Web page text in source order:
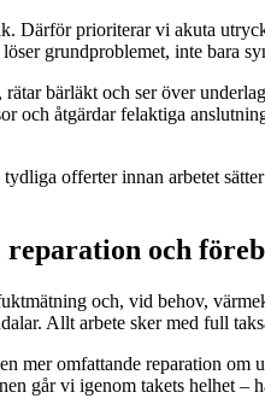
Därför prioriterar vi akuta
grundproblemet, inte bara
bärläkt och ser över
och åtgärdar felaktiga
offerter innan arbetet
och
och, vid behov,
Allt arbete sker med full
omfattande reparation om
går vi igenom takets helhet